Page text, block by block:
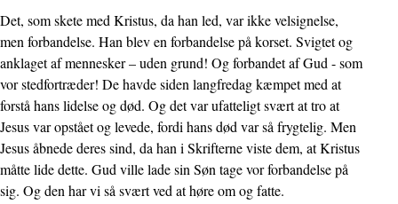
Det, som skete med Kristus, da han led, var ikke velsignelse,
men forbandelse. Han blev en forbandelse på korset. Svigtet og
anklaget af mennesker – uden grund! Og forbandet af Gud - som
vor stedfortræder! De havde siden langfredag kæmpet med at
forstå hans lidelse og død. Og det var ufatteligt svært at tro at
Jesus var opstået og levede, fordi hans død var så frygtelig. Men
Jesus åbnede deres sind, da han i Skrifterne viste dem, at Kristus
måtte lide dette. Gud ville lade sin Søn tage vor forbandelse på
sig. Og den har vi så svært ved at høre om og fatte.